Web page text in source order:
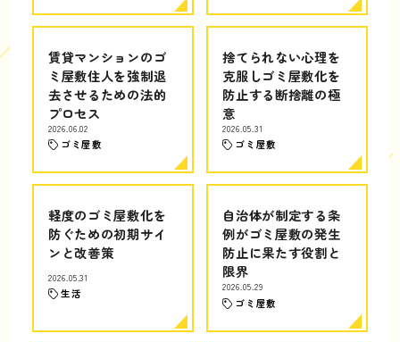
賃貸マンションのゴ
ミ屋敷住人を強制退
去させるための法的
プロセス
2026.06.02
ゴミ屋敷
捨てられない心理を
克服しゴミ屋敷化を
防止する断捨離の極
意
2026.05.31
ゴミ屋敷
軽度のゴミ屋敷化を
防ぐための初期サイ
ンと改善策
2026.05.31
生活
自治体が制定する条
例がゴミ屋敷の発生
防止に果たす役割と
限界
2026.05.29
ゴミ屋敷